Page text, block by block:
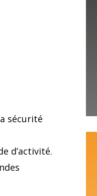
sécurité
d’activité.